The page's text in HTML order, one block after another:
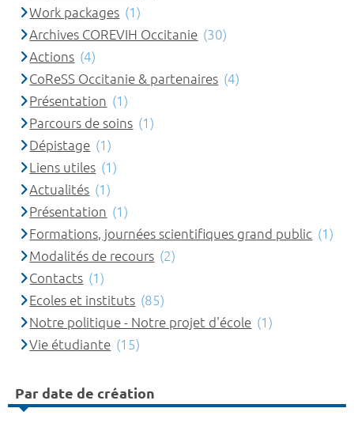
Work packages (1)
Archives COREVIH Occitanie (30)
Actions (4)
CoReSS Occitanie & partenaires (4)
Présentation (1)
Parcours de soins (1)
Dépistage (1)
Liens utiles (1)
Actualités (1)
Présentation (1)
Formations, journées scientifiques grand public (1)
Modalités de recours (2)
Contacts (1)
Ecoles et instituts (85)
Notre politique - Notre projet d'école (1)
Vie étudiante (15)
Par date de création